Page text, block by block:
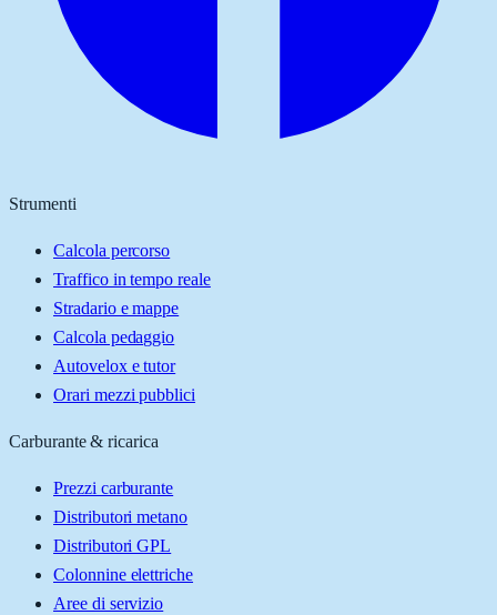
Strumenti
Calcola percorso
Traffico in tempo reale
Stradario e mappe
Calcola pedaggio
Autovelox e tutor
Orari mezzi pubblici
Carburante & ricarica
Prezzi carburante
Distributori metano
Distributori GPL
Colonnine elettriche
Aree di servizio